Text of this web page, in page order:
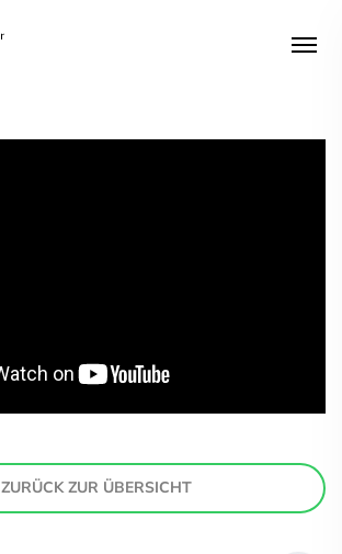
ZURÜCK ZUR ÜBERSICHT